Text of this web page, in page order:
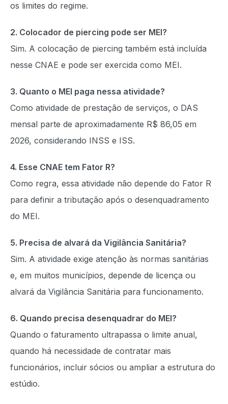
os limites do regime.
2. Colocador de piercing pode ser MEI?
Sim. A colocação de piercing também está incluída
nesse CNAE e pode ser exercida como MEI.
3. Quanto o MEI paga nessa atividade?
Como atividade de prestação de serviços, o DAS
mensal parte de aproximadamente R$ 86,05 em
2026, considerando INSS e ISS.
4. Esse CNAE tem Fator R?
Como regra, essa atividade não depende do Fator R
para definir a tributação após o desenquadramento
do MEI.
5. Precisa de alvará da Vigilância Sanitária?
Sim. A atividade exige atenção às normas sanitárias
e, em muitos municípios, depende de licença ou
alvará da Vigilância Sanitária para funcionamento.
6. Quando precisa desenquadrar do MEI?
Quando o faturamento ultrapassa o limite anual,
quando há necessidade de contratar mais
funcionários, incluir sócios ou ampliar a estrutura do
estúdio.